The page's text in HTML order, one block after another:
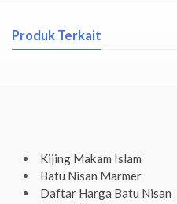
Produk Terkait
Kijing Makam Islam
Batu Nisan Marmer
Daftar Harga Batu Nisan